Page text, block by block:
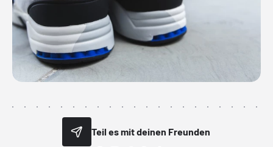
Teil es mit deinen Freunden